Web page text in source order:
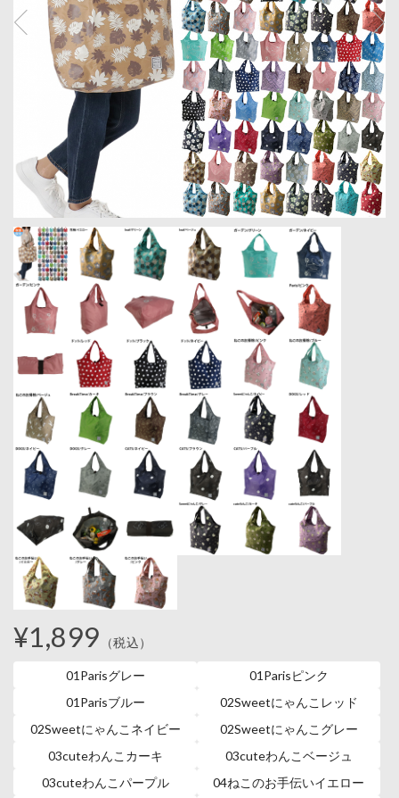
¥1,899 （税込）
01Parisグレー
01Parisピンク
01Parisブルー
02Sweetにゃんこレッド
02Sweetにゃんこネイビー
02Sweetにゃんこグレー
03cuteわんこカーキ
03cuteわんこベージュ
03cuteわんこパープル
04ねこのお手伝いイエロー